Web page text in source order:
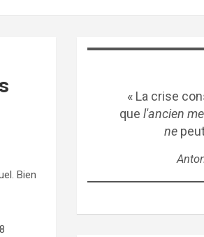
Bien
« La crise
que l'ancien
ne